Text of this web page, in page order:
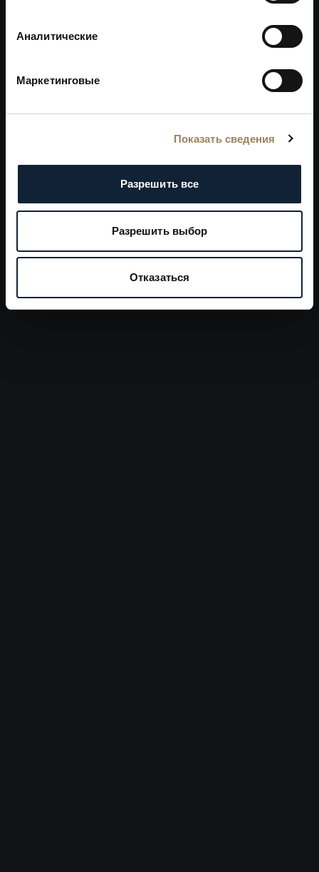
Аналитические
Маркетинговые
Показать сведения
Разрешить все
Разрешить выбор
Отказаться
Рождение иконы Breguet